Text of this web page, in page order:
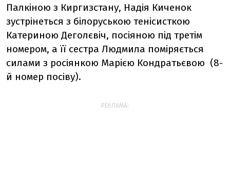
Палкіною з Киргизстану, Надія Киченок
зустрінеться з білоруською тенісисткою
Катериною Деголєвіч, посіяною під третім
номером, а її сестра Людмила поміряється
силами з росіянкою Марією Кондратьєвою (8-
й номер посіву).
РЕКЛАМА: